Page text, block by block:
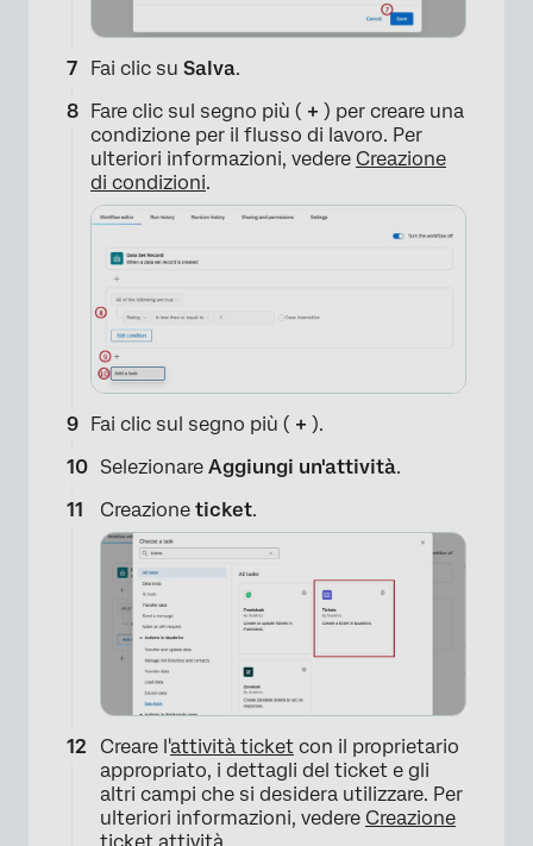
×
Fai clic su Salva.
Fare clic sul segno più ( + ) per creare una
condizione per il flusso di lavoro. Per
ulteriori informazioni, vedere Creazione
di condizioni.
Fai clic sul segno più ( + ).
Selezionare Aggiungi un'attività.
Creazione ticket.
Creare l'attività ticket con il proprietario
appropriato, i dettagli del ticket e gli
altri campi che si desidera utilizzare. Per
ulteriori informazioni, vedere Creazione